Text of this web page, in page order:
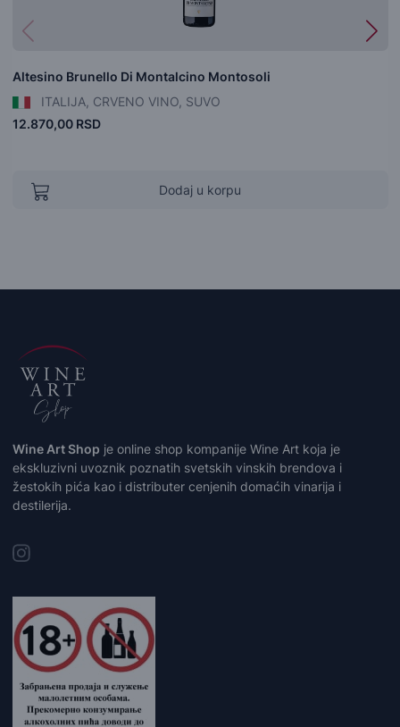
Altesino Brunello Di Montalcino Montosoli
ITALIJA, CRVENO VINO, SUVO
12.870,00 RSD
Dodaj u korpu
Wine Art Shop je online shop kompanije Wine Art koja je
ekskluzivni uvoznik poznatih svetskih vinskih brendova i
žestokih pića kao i distributer cenjenih domaćih vinarija i
destilerija.